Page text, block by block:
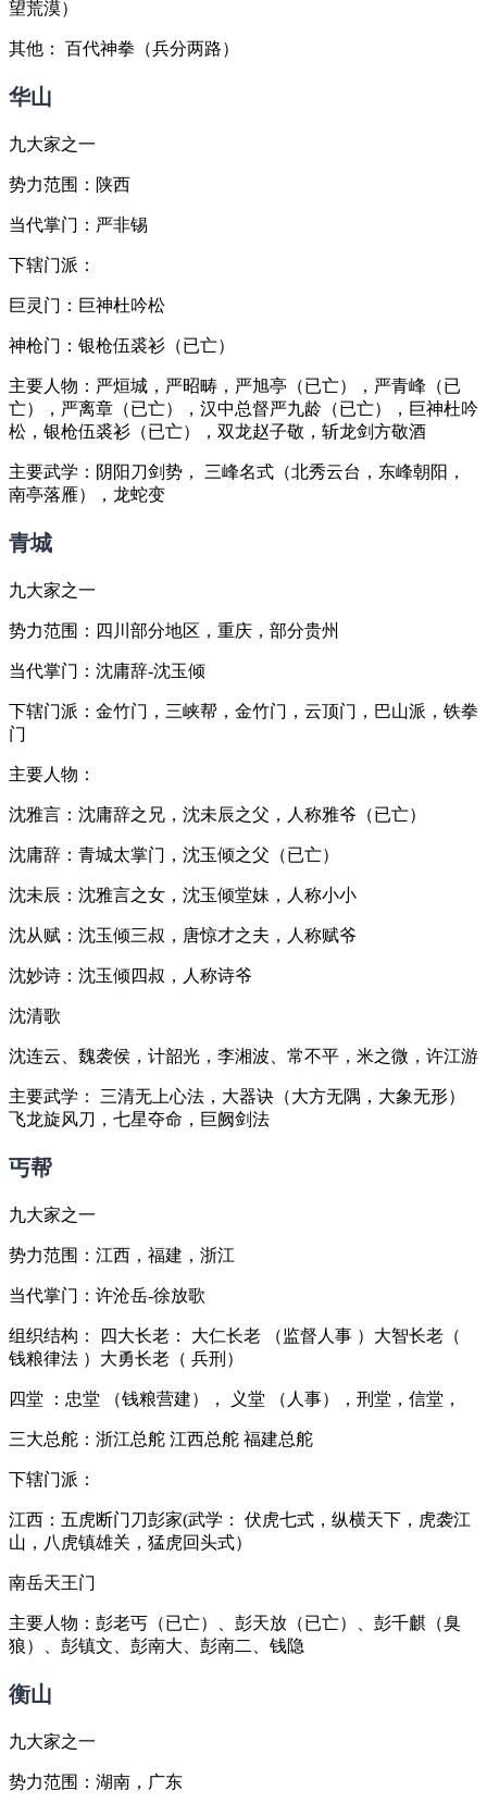
望荒漠）
其他： 百代神拳（兵分两路）
华山
九大家之一
势力范围：陕西
当代掌门：严非锡
下辖门派：
巨灵门：巨神杜吟松
神枪门：银枪伍裘衫（已亡）
主要人物：严烜城，严昭畴，严旭亭（已亡），严青峰（已
亡），严离章（已亡），汉中总督严九龄（已亡），巨神杜吟
松，银枪伍裘衫（已亡），双龙赵子敬，斩龙剑方敬酒
主要武学：阴阳刀剑势， 三峰名式（北秀云台，东峰朝阳，
南亭落雁），龙蛇变
青城
九大家之一
势力范围：四川部分地区，重庆，部分贵州
当代掌门：沈庸辞-沈玉倾
下辖门派：金竹门，三峡帮，金竹门，云顶门，巴山派，铁拳
门
主要人物：
沈雅言：沈庸辞之兄，沈未辰之父，人称雅爷（已亡）
沈庸辞：青城太掌门，沈玉倾之父（已亡）
沈未辰：沈雅言之女，沈玉倾堂妹，人称小小
沈从赋：沈玉倾三叔，唐惊才之夫，人称赋爷
沈妙诗：沈玉倾四叔，人称诗爷
沈清歌
沈连云、魏袭侯，计韶光，李湘波、常不平，米之微，许江游
主要武学： 三清无上心法，大器诀（大方无隅，大象无形）
飞龙旋风刀，七星夺命，巨阙剑法
丐帮
九大家之一
势力范围：江西，福建，浙江
当代掌门：许沧岳-徐放歌
组织结构： 四大长老： 大仁长老 （监督人事 ）大智长老（
钱粮律法 ）大勇长老（ 兵刑）
四堂 ：忠堂 （钱粮营建）， 义堂 （人事），刑堂，信堂，
三大总舵：浙江总舵 江西总舵 福建总舵
下辖门派：
江西：五虎断门刀彭家(武学： 伏虎七式，纵横天下，虎袭江
山，八虎镇雄关，猛虎回头式）
南岳天王门
主要人物：彭老丐（已亡）、彭天放（已亡）、彭千麒（臭
狼）、彭镇文、彭南大、彭南二、钱隐
衡山
九大家之一
势力范围：湖南，广东